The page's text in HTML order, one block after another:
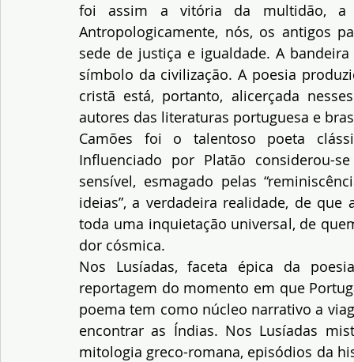
foi assim a vitória da multidão, a
Antropologicamente, nós, os antigos
sede de justiça e igualdade. A
símbolo da civilização. A poesia
cristã está, portanto, alicerçada
autores das literaturas portuguesa e
Camões foi o talentoso poeta
Influenciado por Platão considerou-
sensível, esmagado pelas
ideias”, a verdadeira realidade, de
toda uma inquietação universal, de
dor cósmica.
Nos Lusíadas, faceta épica da
reportagem do momento em que
poema tem como núcleo narrativo a
encontrar as Índias. Nos Lusíadas
mitologia greco-romana, episódios da